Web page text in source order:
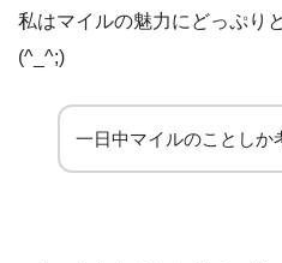
私はマイルの魅力にどっぷり
(^_^;)
一日中マイルのことしか